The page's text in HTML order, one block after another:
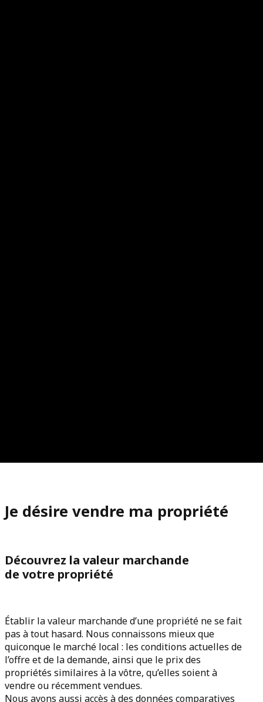
Je désire vendre ma propriété
Découvrez la valeur marchande
de votre propriété
Établir la valeur marchande d’une propriété ne se fait
pas à tout hasard. Nous connaissons mieux que
quiconque le marché local : les conditions actuelles de
l’offre et de la demande, ainsi que le prix des
propriétés similaires à la vôtre, qu’elles soient à
vendre ou récemment vendues.
Nous avons aussi accès à des données comparatives